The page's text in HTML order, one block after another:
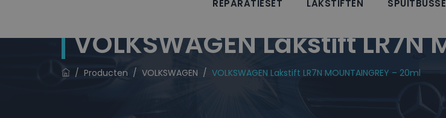
REPARATIESET LAKSTIFTEN
VOLKSWAGEN Lakstift LR7N
/ Producten / VOLKSWAGEN / VOLKSWAGEN Lakstift LR7N MOUNTAINGREY – 20ml